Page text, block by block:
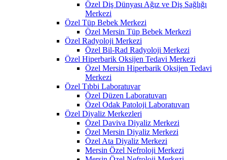
Özel Diş Dünyası Ağız ve Diş Sağlığı
Merkezi
Özel Tüp Bebek Merkezi
Özel Mersin Tüp Bebek Merkezi
Özel Radyoloji Merkezi
Özel Bil-Rad Radyoloji Merkezi
Özel Hiperbarik Oksijen Tedavi Merkezi
Özel Mersin Hiperbarik Oksijen Tedavi
Merkezi
Özel Tıbbi Laboratuvar
Özel Düzen Laboratuvarı
Özel Odak Patoloji Laboratuvarı
Özel Diyaliz Merkezleri
Özel Daviva Diyaliz Merkezi
Özel Mersin Diyaliz Merkezi
Özel Ata Diyaliz Merkezi
Mersin Özel Nefroloji Merkezi